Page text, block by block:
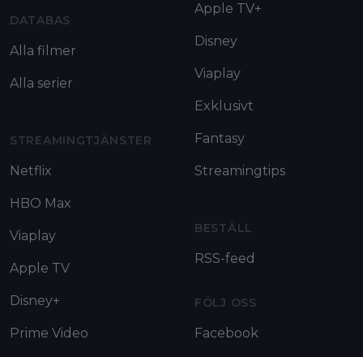
DATABAS
Alla filmer
Alla serier
STREAMINGTJÄNSTER
Netflix
HBO Max
Viaplay
Apple TV
Disney+
Prime Video
Apple TV+
Disney
Viaplay
Exklusivt
Fantasy
Streamingtips
BESTÄLL
RSS-feed
FÖLJ OSS
Facebook